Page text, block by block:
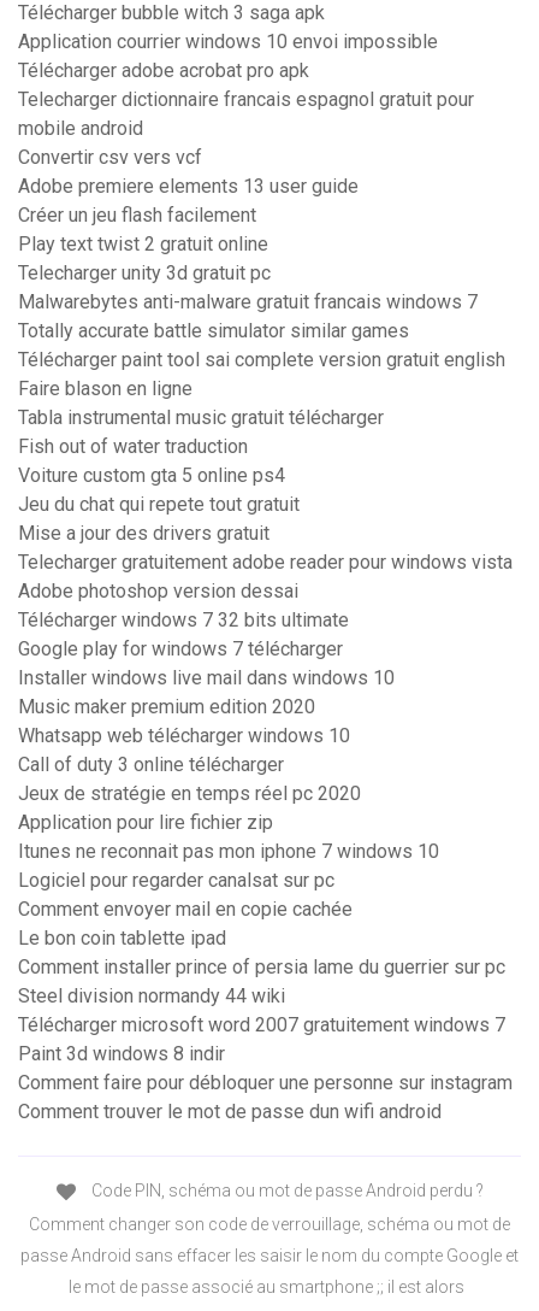
Télécharger bubble witch 3 saga apk
Application courrier windows 10 envoi impossible
Télécharger adobe acrobat pro apk
Telecharger dictionnaire francais espagnol gratuit pour
mobile android
Convertir csv vers vcf
Adobe premiere elements 13 user guide
Créer un jeu flash facilement
Play text twist 2 gratuit online
Telecharger unity 3d gratuit pc
Malwarebytes anti-malware gratuit francais windows 7
Totally accurate battle simulator similar games
Télécharger paint tool sai complete version gratuit english
Faire blason en ligne
Tabla instrumental music gratuit télécharger
Fish out of water traduction
Voiture custom gta 5 online ps4
Jeu du chat qui repete tout gratuit
Mise a jour des drivers gratuit
Telecharger gratuitement adobe reader pour windows vista
Adobe photoshop version dessai
Télécharger windows 7 32 bits ultimate
Google play for windows 7 télécharger
Installer windows live mail dans windows 10
Music maker premium edition 2020
Whatsapp web télécharger windows 10
Call of duty 3 online télécharger
Jeux de stratégie en temps réel pc 2020
Application pour lire fichier zip
Itunes ne reconnait pas mon iphone 7 windows 10
Logiciel pour regarder canalsat sur pc
Comment envoyer mail en copie cachée
Le bon coin tablette ipad
Comment installer prince of persia lame du guerrier sur pc
Steel division normandy 44 wiki
Télécharger microsoft word 2007 gratuitement windows 7
Paint 3d windows 8 indir
Comment faire pour débloquer une personne sur instagram
Comment trouver le mot de passe dun wifi android
Code PIN, schéma ou mot de passe Android perdu ?
Comment changer son code de verrouillage, schéma ou mot de
passe Android sans effacer les saisir le nom du compte Google et
le mot de passe associé au smartphone ;; il est alors